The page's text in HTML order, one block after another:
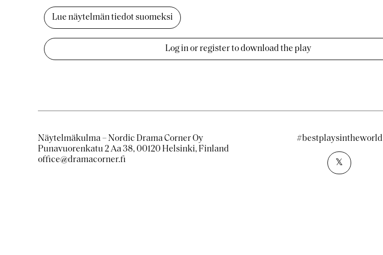
Lue näytelmän tiedot suomeksi
Log in or register to download the play
Näytelmäkulma – Nordic Drama Corner Oy
Punavuorenkatu 2 Aa 38, 00120 Helsinki, Finland
office@dramacorner.fi
#bestplaysintheworld
𝕏